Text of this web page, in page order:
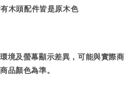
木頭配件皆是原木色
境及螢幕顯示差異，可能與實際商
品顏色為準。